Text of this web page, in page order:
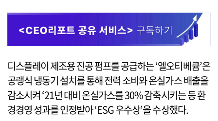
디스플레이 제조용 진공 펌프를 공급하는 ‘엘오티베큠’은
공랭식 냉동기 설치를 통해 전력 소비와 온실가스 배출을
감소시켜 ‘21년 대비 온실가스를 30% 감축시키는 등 환
경경영 성과를 인정받아 ‘ESG 우수상’을 수상했다.